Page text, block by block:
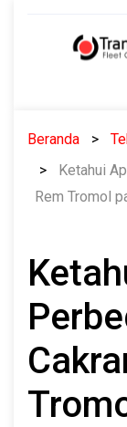
Beranda
Ketahui
Rem Tromol